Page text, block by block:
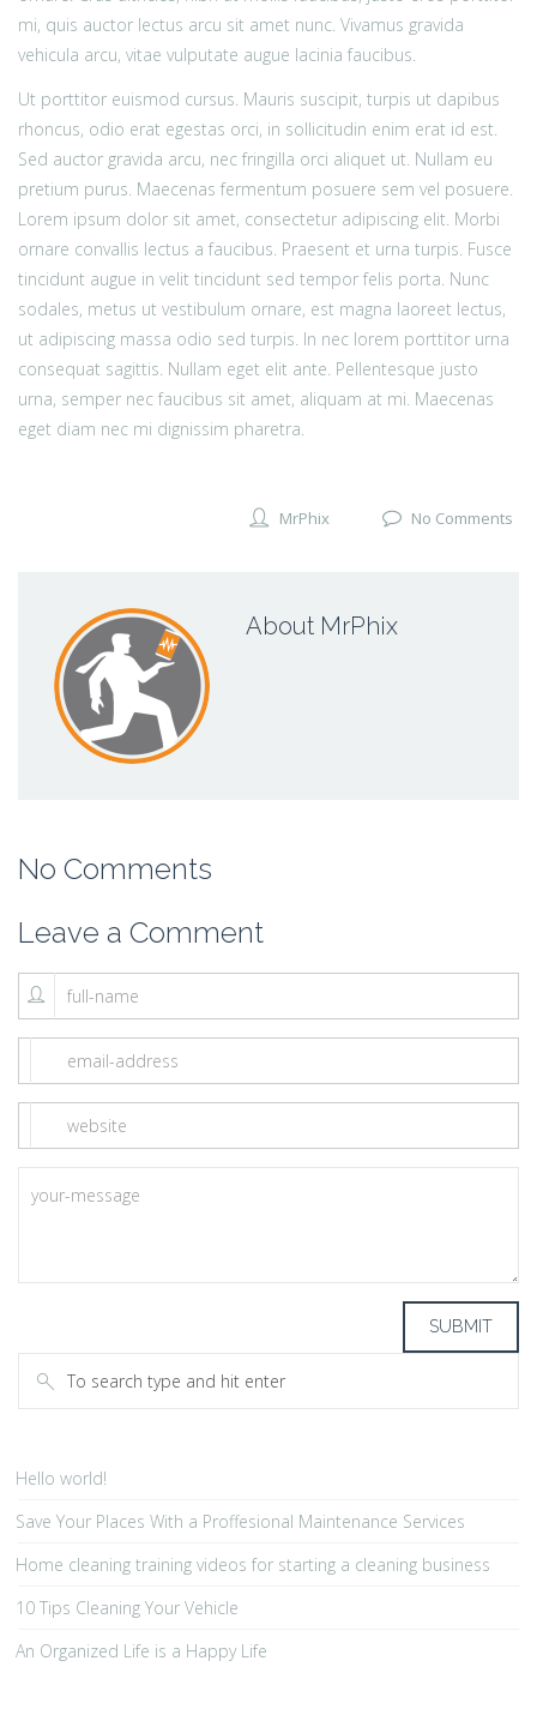
mi, quis auctor lectus arcu sit amet nunc. Vivamus gravida
vehicula arcu, vitae vulputate augue lacinia faucibus.
Ut porttitor euismod cursus. Mauris suscipit, turpis ut dapibus
rhoncus, odio erat egestas orci, in sollicitudin enim erat id est.
Sed auctor gravida arcu, nec fringilla orci aliquet ut. Nullam eu
pretium purus. Maecenas fermentum posuere sem vel posuere.
Lorem ipsum dolor sit amet, consectetur adipiscing elit. Morbi
ornare convallis lectus a faucibus. Praesent et urna turpis. Fusce
tincidunt augue in velit tincidunt sed tempor felis porta. Nunc
sodales, metus ut vestibulum ornare, est magna laoreet lectus,
ut adipiscing massa odio sed turpis. In nec lorem porttitor urna
consequat sagittis. Nullam eget elit ante. Pellentesque justo
urna, semper nec faucibus sit amet, aliquam at mi. Maecenas
eget diam nec mi dignissim pharetra.
MrPhix No Comments
About MrPhix
No Comments
Leave a Comment
Hello world!
Save Your Places With a Proffesional Maintenance Services
Home cleaning training videos for starting a cleaning business
10 Tips Cleaning Your Vehicle
An Organized Life is a Happy Life